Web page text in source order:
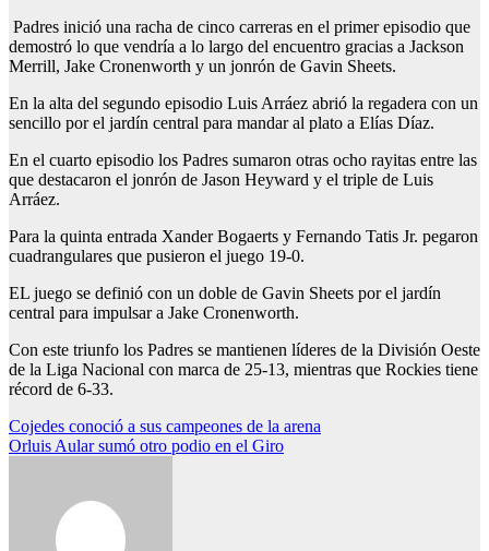
Padres inició una racha de cinco carreras en el primer episodio que
demostró lo que vendría a lo largo del encuentro gracias a Jackson
Merrill, Jake Cronenworth y un jonrón de Gavin Sheets.
En la alta del segundo episodio Luis Arráez abrió la regadera con un
sencillo por el jardín central para mandar al plato a Elías Díaz.
En el cuarto episodio los Padres sumaron otras ocho rayitas entre las
que destacaron el jonrón de Jason Heyward y el triple de Luis
Arráez.
Para la quinta entrada Xander Bogaerts y Fernando Tatis Jr. pegaron
cuadrangulares que pusieron el juego 19-0.
EL juego se definió con un doble de Gavin Sheets por el jardín
central para impulsar a Jake Cronenworth.
Con este triunfo los Padres se mantienen líderes de la División Oeste
de la Liga Nacional con marca de 25-13, mientras que Rockies tiene
récord de 6-33.
Navegación
de
Cojedes conoció a sus campeones de la arena
Orluis Aular sumó otro podio en el Giro